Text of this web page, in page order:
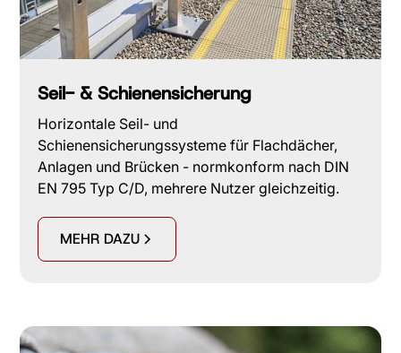
Seil- & Schienensicherung
Horizontale Seil- und
Schienensicherungssysteme für Flachdächer,
Anlagen und Brücken - normkonform nach DIN
EN 795 Typ C/D, mehrere Nutzer gleichzeitig.
MEHR DAZU